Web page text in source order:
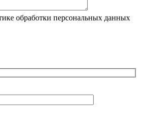
обработки персональных данных